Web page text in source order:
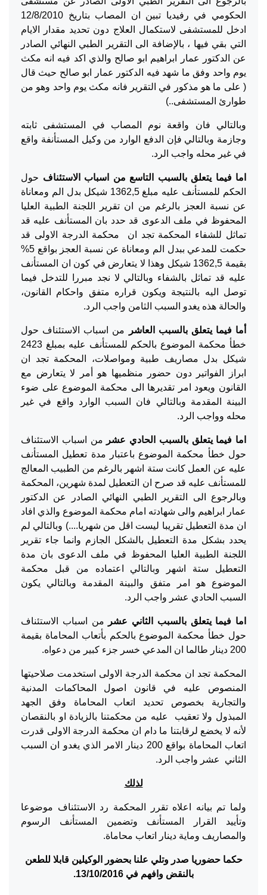
الحكومي في رفيديا تبين ان المصاب بتاريخ 12/8/2010
ادخل للمستشفى لاستكمال العلاج دون تحديد مقدار الايام
التي بقي فيها ، بالإضافة الى التقرير الطبي النهائي الصادر
عن الدكتور عمار ابراهيم ابو صالح والذي اكد فيه انه مكث
يوم واحد وفق ما شهد فيه الدكتور عمار ابو صالح حيث قال
( على ما هو مذكور في التقرير فانه مكث يوم واحد وهو من
طوارئ المستشفى..)
وبالتالي فان واقعة نوم المصاب في المستشفى ثابته
وجازمة وبالتالي فإن الدفع الوارد من وكيل المستأنفة واقع
في غير محله واجب الرد.
اما فيما يتعلق بالسبب التاسع من اسباب الاستئناف حول
الحكم للمستأنف عليه مبلغ 1362,5 شيكل بدل الم ومعاناة
عن نسبة العجز بالرغم من ان تقرير اللجنة الطبية العليا
المحفوظ في ملف الدعوى قد حدد بان المستأنف عليه قد
تماثل للشفاء المحكمة تجد ان محكمة الدرجة الاولى قد
حكمت للمدعي ببدل الم ومعاناة عن نسبة العجز بواقع 5%
بقيمة 1362,5 شيكل وهذا لا يتعارض في كون ان المستأنف
عليه قد تماثل بالشفاء وبالتالي لا نجد مبررا للتدخل فيما
توصل اليه بالنتيجة ويكون قراره متفق واحكام القانون،
والحالة هذه يغدو السبب الثامن واجب الرد.
أما فيما يتعلق بالسبب العاشر من اسباب الاستئناف حول
خطأ محكمة الموضوع بالحكم للمستأنف عليه بمبلغ 2423
شيكل بدل مصاريف طبية ومواصلات، المحكمة تجد ان
ابراز الفواتير دون حضور منظميها هو أمر لا يتعارض مع
القانون ويعود امر تقديرها الى محكمة الموضوع على ضوء
البينة المقدمة وبالتالي فان السبب الوارد واقع في غير
محله وواجب الرد.
اما فيما يتعلق بالسبب الحادي عشر من اسباب الاستئناف
حول خطأ محكمة الموضوع باعتبار مدة تعطيل المستأنف
عليه عن العمل كانت ستة اشهر بالرغم من الطبيب المعالج
للمستأنف عليه قد صرح ان التعطيل لمدة شهرين، المحكمة
وبالرجوع الى التقرير الطبي النهائي الصادر عن الدكتور
عمار ابراهيم والى شهادته امام محكمة الموضوع والذي افاد
ان مدة التعطيل تقريبا ليست اقل من شهريا....) وبالتالي لم
يحدد بشكل مدة التعطيل بالشكل الجازم وانما جاء تقرير
اللجنة الطبية العليا المحفوظ في ملف الدعوى بان مدة
التعطيل ستة اشهر وبالتالي اعتماده من قبل محكمة
الموضوع هو امر متفق والبينة المقدمة وبالتالي يكون
السبب الحادي عشر واجب الرد.
اما فيما يتعلق بالسبب الثاني عشر من اسباب الاستئناف
حول خطأ محكمة الموضوع بالحكم بأتعاب المحاماة بقيمة
200 دينار طالما ان المدعي خسر جزء كبير من دعواه.
المحكمة تجد ان محكمة الدرجة الاولى استخدمت صلاحيتها
المنصوص عليه في قانون اصول المحاكمات المدنية
والتجارية بخصوص تحديد اتعاب المحاماة وفق الجهد
المبذول ولا تعقيب عليه من محكمتنا بالزيادة او بالنقصان
لأنه لا يخضع لرقابتنا ما دام ان محكمة الدرجة الاولى قدرت
اتعاب المحاماة بواقع 200 دينار الامر الذي يغدو ان السبب
الثاني عشر واجب الرد.
لذلك
ولما تم بيانه اعلاه تقرر المحكمة رد الاستئناف موضوعا
وتأييد القرار المستأنف وتضمين المستأنف الرسوم
والمصاريف وماية دينار اتعاب محاماة.
حكما حضوريا صدر وتلي علنا بحضور الوكيلين قابلا للطعن
بالنقض وافهم في 13/10/2016.